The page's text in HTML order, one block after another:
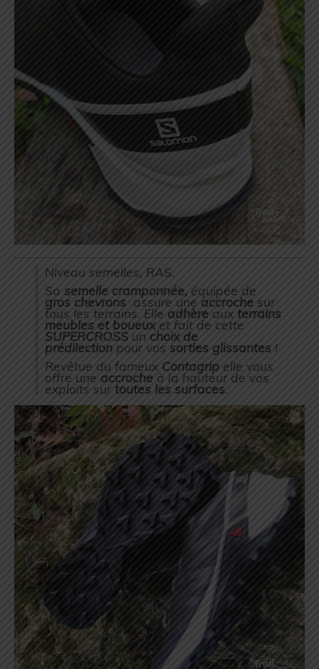
Niveau semelles, RAS.
Sa semelle cramponnée, équipée de
gros chevrons assure une accroche sur
tous les terrains. Elle adhère aux terrains
meubles et boueuxet fait de cette
SUPERCROSS un choix de
prédilection pour vos sorties glissantes !
Revêtue du fameux Contagrip elle vous
offre une accroche à la hauteur de vos
exploits sur toutes les surfaces.